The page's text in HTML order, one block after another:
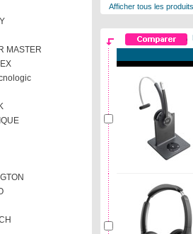
MASTER
Afficher tous les produits